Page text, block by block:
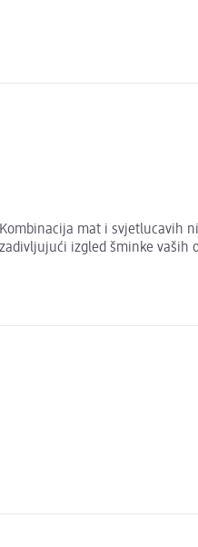
mat i svjetlucavih
izgled šminke vaših